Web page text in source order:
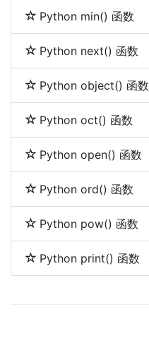
Python min() 函数
Python next() 函数
Python object() 函数
Python oct() 函数
Python open() 函数
Python ord() 函数
Python pow() 函数
Python print() 函数